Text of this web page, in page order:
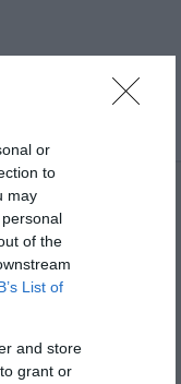
or
to
may
of the
List of
and store
grant or